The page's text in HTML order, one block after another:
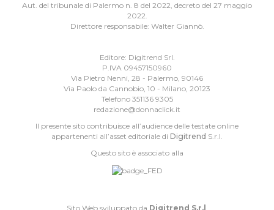
Aut. del tribunale di Palermo n. 8 del 2022, decreto del 27 maggio
2022.
Direttore responsabile: Walter Giannò.
Editore: Digitrend Srl.
P.IVA 09457150960
Via Pietro Nenni, 28 - Palermo, 90146
Via Paolo da Cannobio, 10 - Milano, 20123
Telefono 351136 9305
redazione@donnaclick.it
Il presente sito contribuisce all’audience delle testate online
appartenenti all’asset editoriale di Digitrend S.r.l.
Questo sito è associato alla
Sito Web sviluppato da Digitrend S.r.l